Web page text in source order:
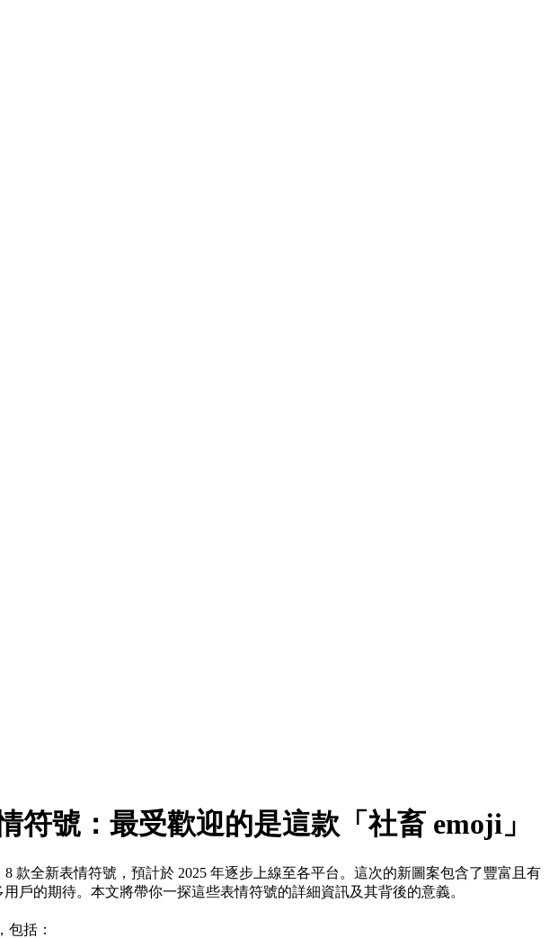
符號：最受歡迎的是這款「社畜 emoji」
款全新表情符號，預計於 2025 年逐步上線至各平台。這次的新圖案包含了豐富且有
戶的期待。本文將帶你一探這些表情符號的詳細資訊及其背後的意義。
包括：